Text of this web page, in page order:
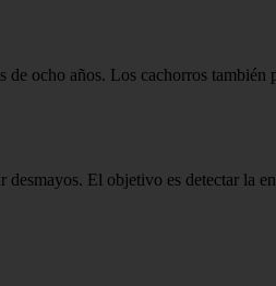
de ocho años. Los cachorros
El objetivo es detectar la